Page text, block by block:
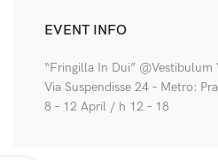
EVENT INFO
“Fringilla In Dui” @Vestibulum
Via Suspendisse 24 – Metro:
8 – 12 April / h 12 – 18